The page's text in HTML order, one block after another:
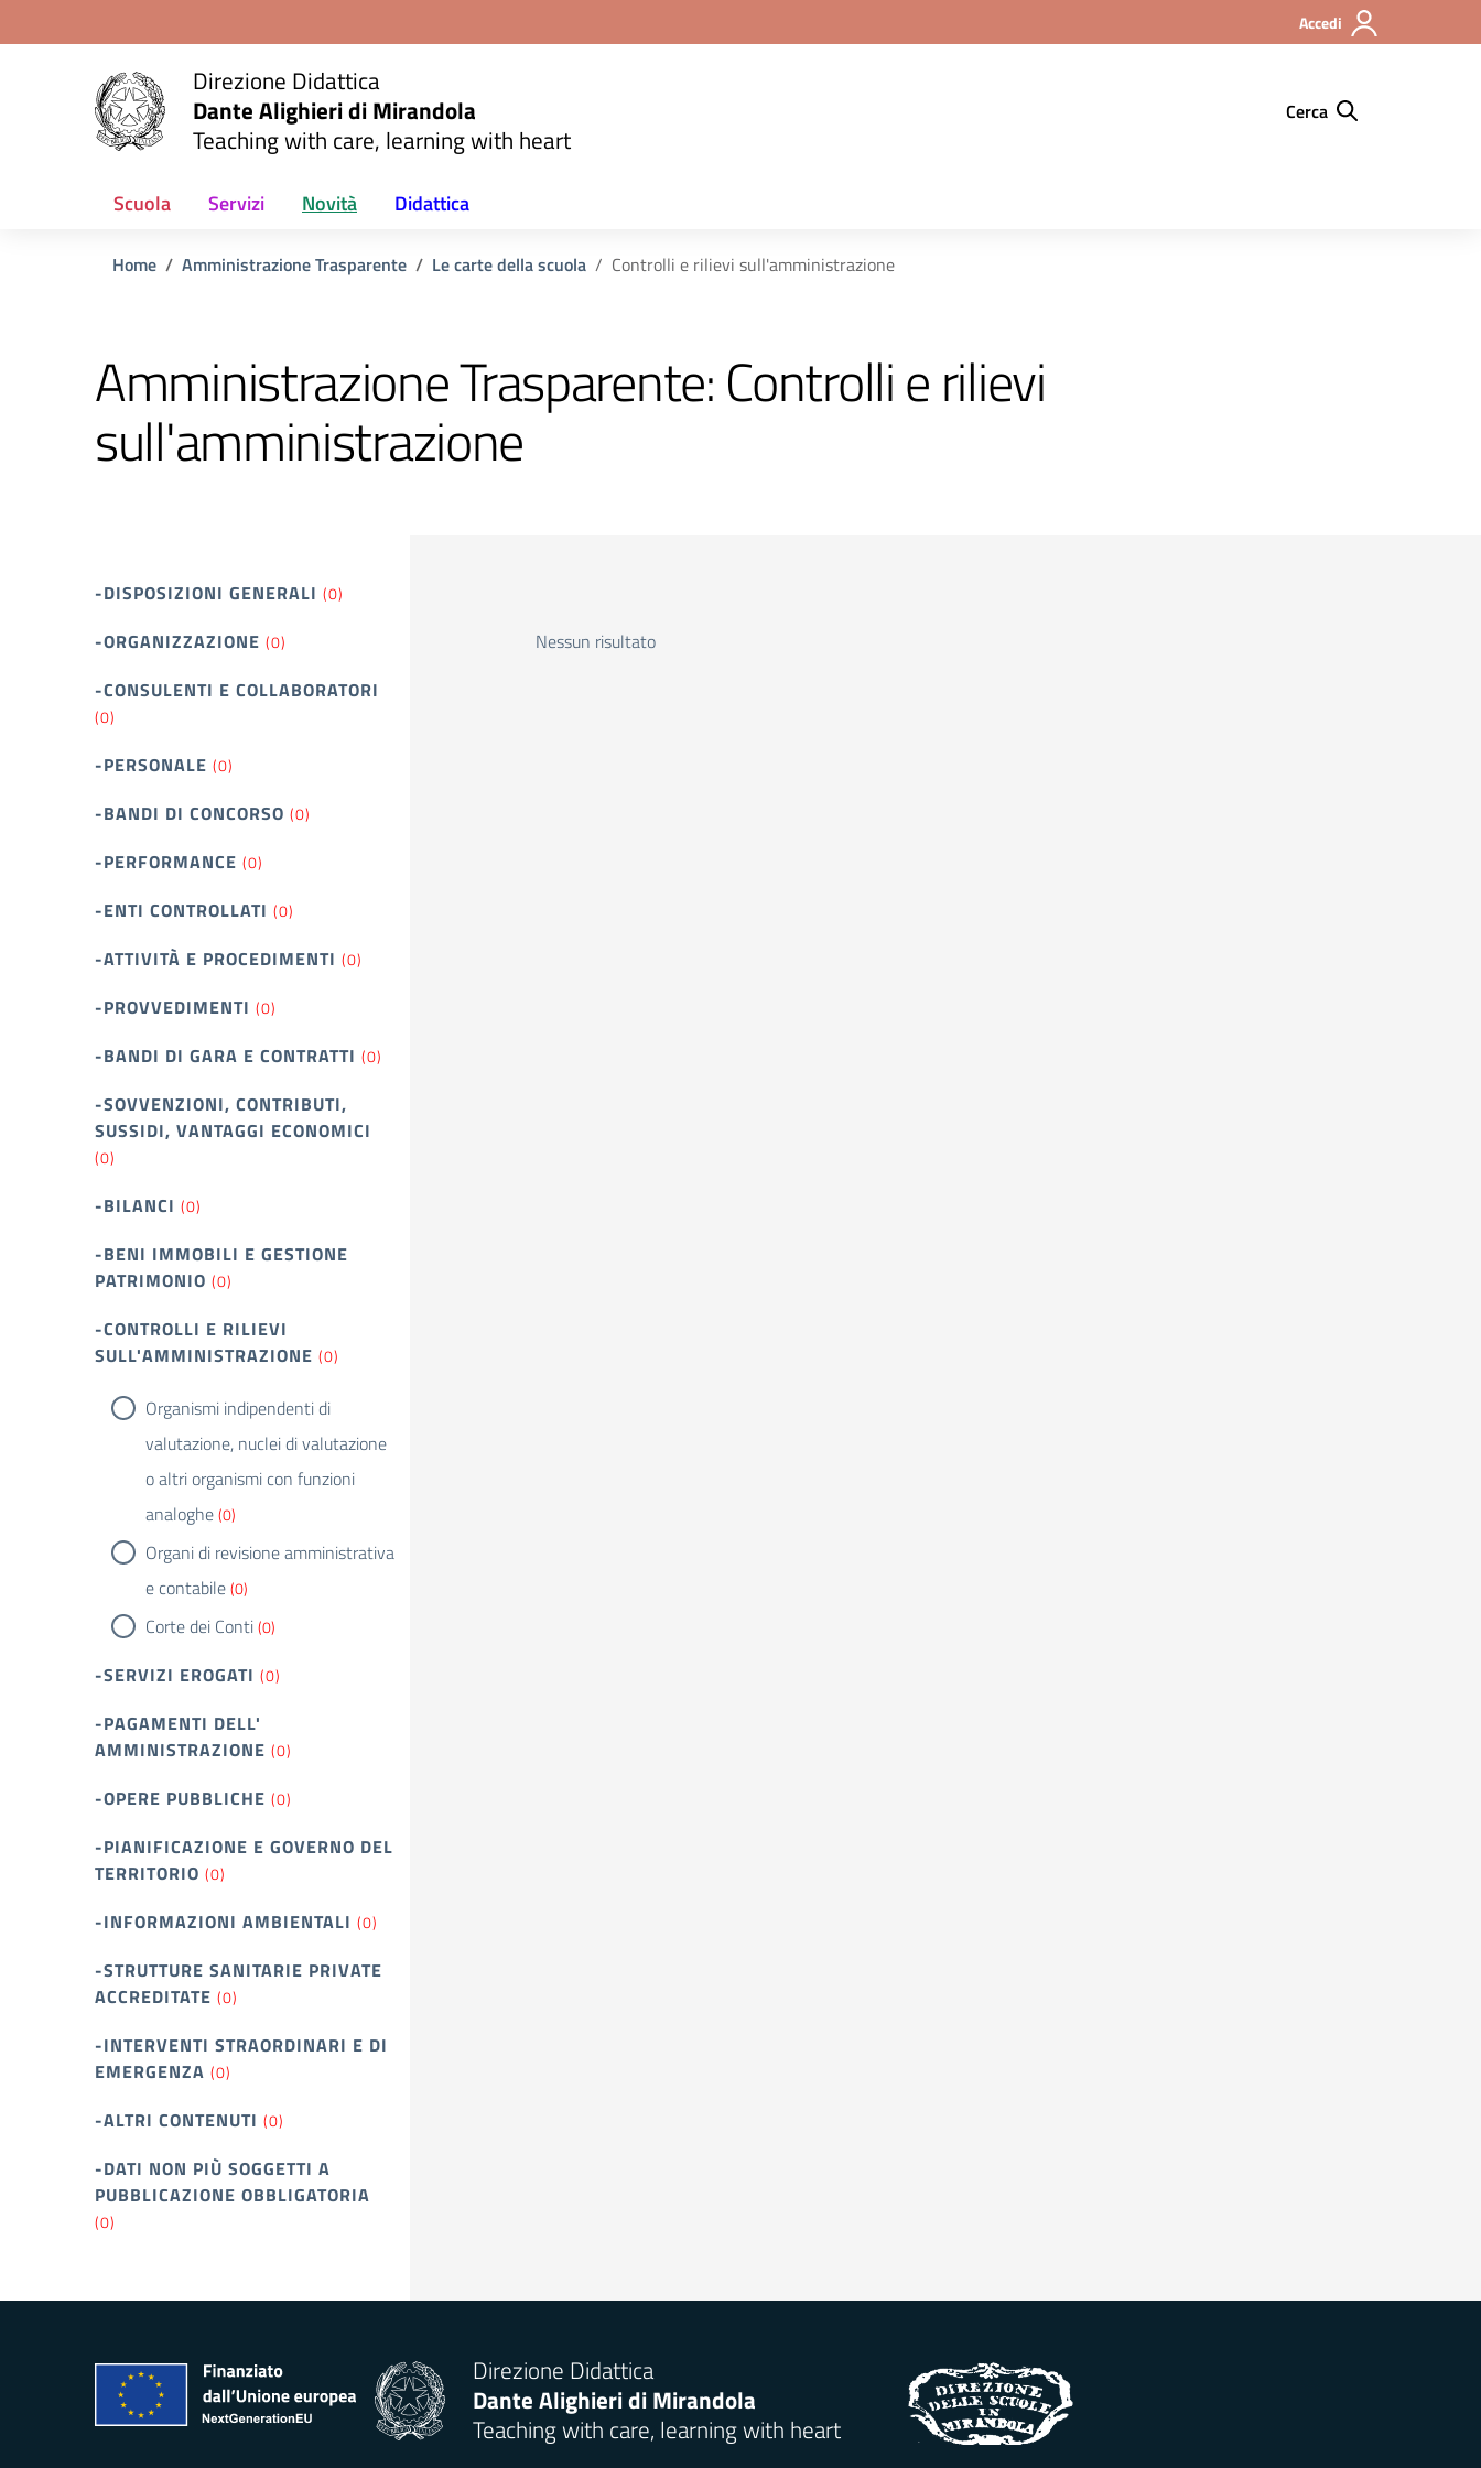
Accedi
Direzione Didattica
Dante Alighieri di Mirandola
Teaching with care, learning with heart
Cerca
Scuola Servizi Novità Didattica
Home Amministrazione Trasparente Le carte della scuola Controlli e rilievi sull'amministrazione
Amministrazione Trasparente:Controlli e rilievi
sull'amministrazione
-DISPOSIZIONI GENERALI (0)
-ORGANIZZAZIONE (0)
-CONSULENTI E COLLABORATORI
(0)
-PERSONALE (0)
-BANDI DI CONCORSO (0)
-PERFORMANCE (0)
-ENTI CONTROLLATI (0)
-ATTIVITÀ E PROCEDIMENTI (0)
-PROVVEDIMENTI (0)
-BANDI DI GARA E CONTRATTI (0)
-SOVVENZIONI, CONTRIBUTI,
SUSSIDI, VANTAGGI ECONOMICI
(0)
-BILANCI (0)
-BENI IMMOBILI E GESTIONE
PATRIMONIO (0)
-CONTROLLI E RILIEVI
SULL'AMMINISTRAZIONE (0)
Organismi indipendenti di
valutazione, nuclei di valutazione
o altri organismi con funzioni
analoghe(0)
Organi di revisione amministrativa
e contabile(0)
Corte dei Conti(0)
-SERVIZI EROGATI (0)
-PAGAMENTI DELL'
AMMINISTRAZIONE (0)
-OPERE PUBBLICHE (0)
-PIANIFICAZIONE E GOVERNO DEL
TERRITORIO (0)
-INFORMAZIONI AMBIENTALI (0)
-STRUTTURE SANITARIE PRIVATE
ACCREDITATE (0)
-INTERVENTI STRAORDINARI E DI
EMERGENZA (0)
-ALTRI CONTENUTI (0)
-DATI NON PIÙ SOGGETTI A
PUBBLICAZIONE OBBLIGATORIA
(0)
Nessun risultato
Direzione Didattica
Dante Alighieri di Mirandola
Teaching with care, learning with heart